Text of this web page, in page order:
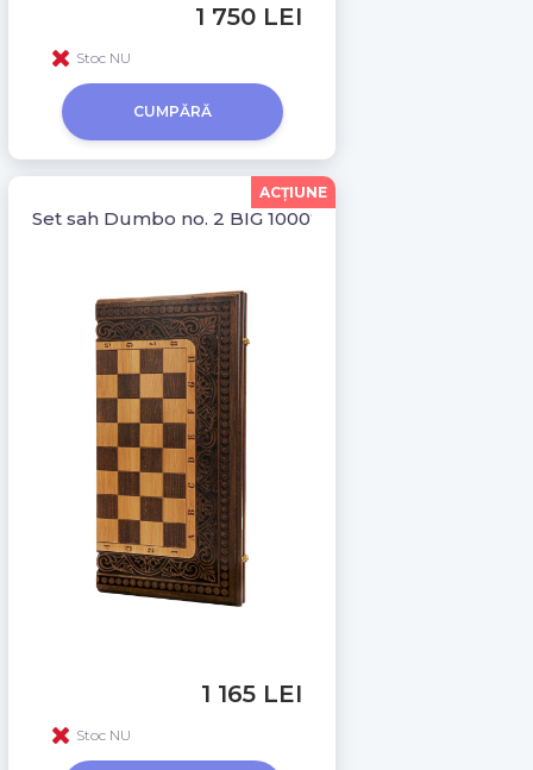
1 750 LEI
Stoc NU
CUMPĂRĂ
Set sah Dumbo no. 2 BIG 10007
1 165 LEI
Stoc NU
ACŢIUNE